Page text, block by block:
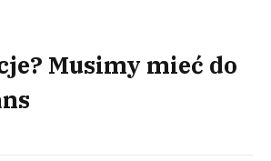
Musimy mieć do